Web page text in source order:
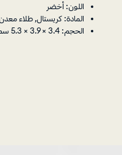
اللون: أخضر
المادة: كريستال, طلاء
الحجم: 3.4 × 3.9 × 5.3 سم